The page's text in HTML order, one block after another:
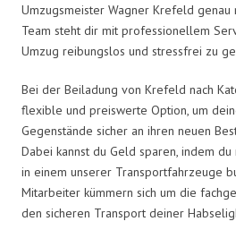
Umzugsmeister Wagner Krefeld
Team steht dir mit professionellem
Umzug reibungslos und stressfrei zu
Bei der Beiladung von Krefeld nach
flexible und preiswerte Option, um
Gegenstände sicher an ihren neuen
Dabei kannst du Geld sparen, indem
in einem unserer Transportfahrzeuge
Mitarbeiter kümmern sich um die
den sicheren Transport deiner